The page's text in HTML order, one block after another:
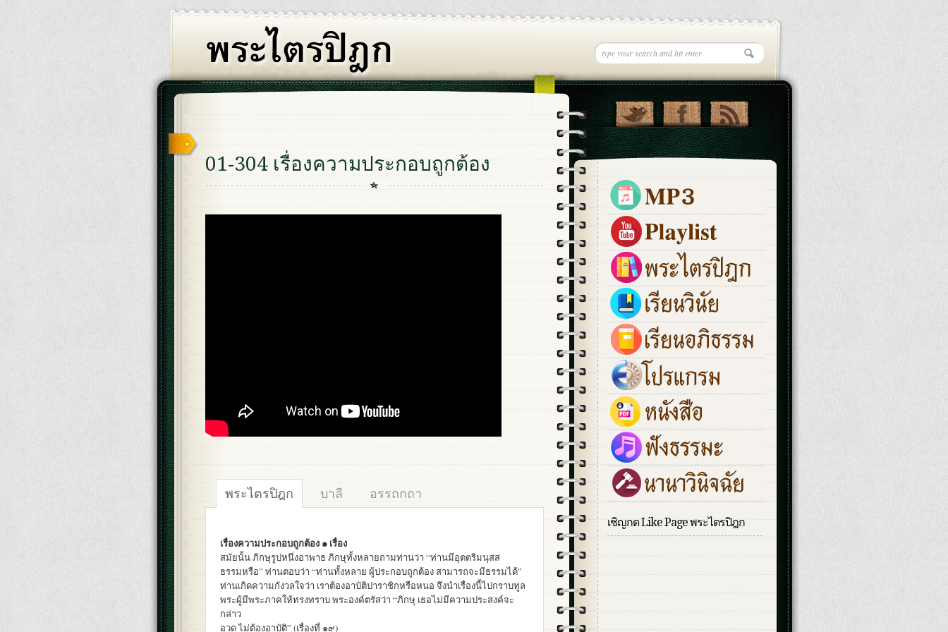
01-304 เรื่องความประกอบถูกต้อง
พระไตรปิฎก บาลี อรรถกถา
เรื่องความประกอบถูกต้อง ๑ เรื่อง
สมัยนั้น ภิกษุรูปหนึ่งอาพาธ ภิกษุทั้งหลายถามท่านว่า “ท่านมีอุตตริมนุสส
ธรรมหรือ” ท่านตอบว่า “ท่านทั้งหลาย ผู้ประกอบถูกต้อง สามารถจะมีธรรมได้”
ท่านเกิดความกังวลใจว่า เราต้องอาบัติปาราชิกหรือหนอ จึงนำเรื่องนี้ไปกราบทูล
พระผู้มีพระภาคให้ทรงทราบ พระองค์ตรัสว่า “ภิกษุ เธอไม่มีความประสงค์จะ
กล่าว
อวด ไม่ต้องอาบัติ” (เรื่องที่ ๑๙)
เชิญกด Like Page พระไตรปิฎก